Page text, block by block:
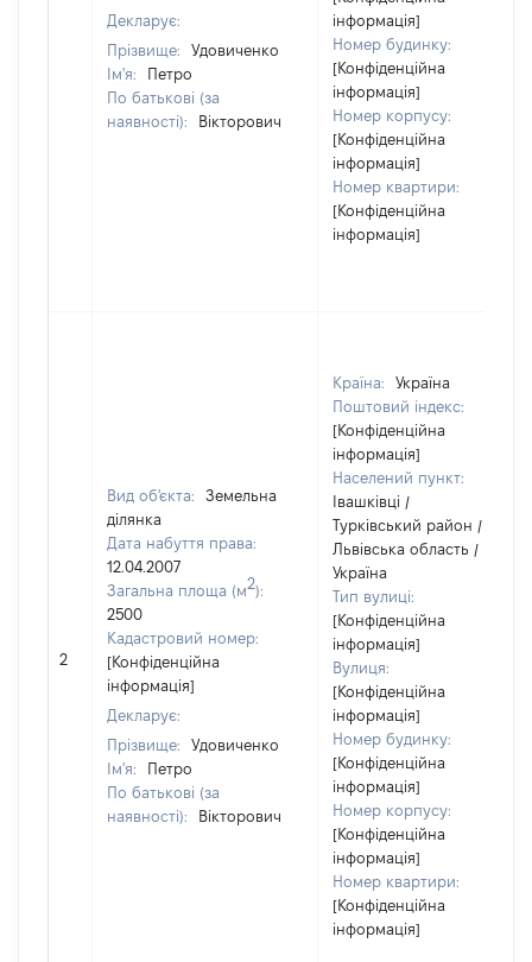
Декларує:
Прізвище:
Удовиченко
Ім'я:
Петро
По батькові (за
наявності):
Вікторович
інформація]
Номер будинку:
[Конфіденційна
інформація]
Номер корпусу:
[Конфіденційна
інформація]
Номер квартири:
[Конфіденційна
інформація]
2
Вид об'єкта:
Земельна
ділянка
Дата набуття права:
12.04.2007
Загальна площа (м2):
2500
Кадастровий номер:
[Конфіденційна
інформація]
Декларує:
Прізвище:
Удовиченко
Ім'я:
Петро
По батькові (за
наявності):
Вікторович
Країна:
Україна
Поштовий індекс:
[Конфіденційна
інформація]
Населений пункт:
Івашківці /
Турківський район /
Львівська область /
Україна
Тип вулиці:
[Конфіденційна
інформація]
Вулиця:
[Конфіденційна
інформація]
Номер будинку:
[Конфіденційна
інформація]
Номер корпусу:
[Конфіденційна
інформація]
Номер квартири:
[Конфіденційна
інформація]